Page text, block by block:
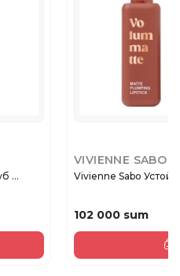
...
VIVIENNE SABO
Vivienne Sabo
102 000 sum